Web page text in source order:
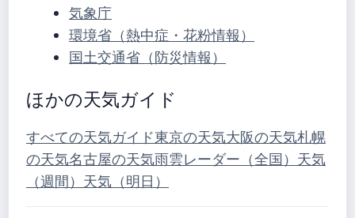
気象庁
環境省（熱中症・花粉情報）
国土交通省（防災情報）
ほかの天気ガイド
すべての天気ガイド東京の天気大阪の天気札幌
の天気名古屋の天気雨雲レーダー（全国） 天気
（週間） 天気（明日）